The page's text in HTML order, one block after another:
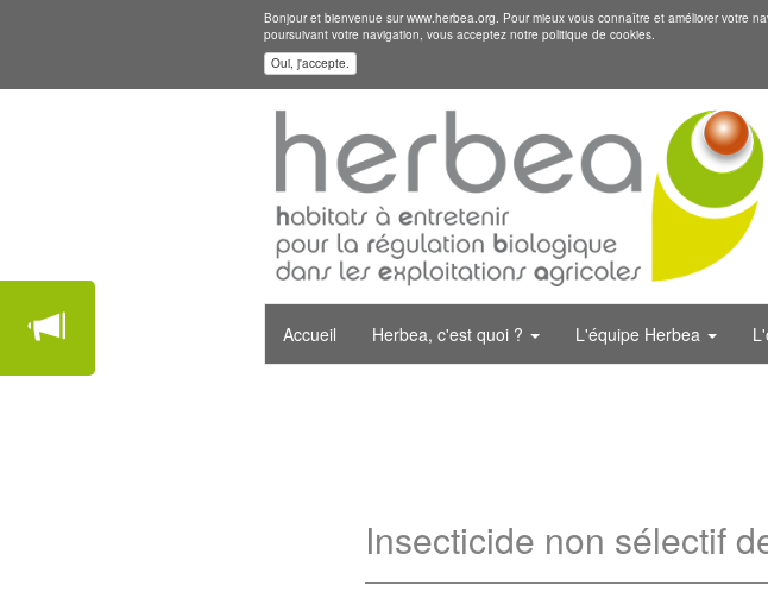
Bonjour et bienvenue sur www.herbea.org. Pour mieux vous connaître et améliorer votre
poursuivant votre navigation, vous acceptez notre politique de cookies.
Oui, j'accepte.
Accueil Herbea, c'est quoi ? L'équipe Herbea
Insecticide non sélectif